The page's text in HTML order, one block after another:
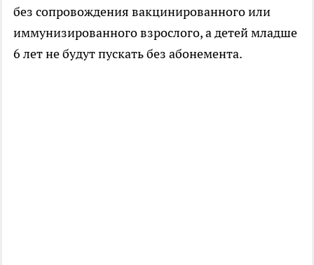
без сопровождения вакцинированного или
иммунизированного взрослого, а детей младше
6 лет не будут пускать без абонемента.